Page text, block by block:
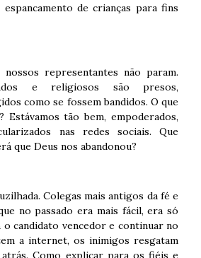
de crianças para fins
representantes não param.
e religiosos são presos,
como se fossem bandidos. O que
Estávamos tão bem, empoderados,
nas redes sociais. Que
que Deus nos abandonou?
Colegas mais antigos da fé e
no passado era mais fácil, era só
candidato vencedor e continuar no
a internet, os inimigos resgatam
Como explicar para os fiéis e